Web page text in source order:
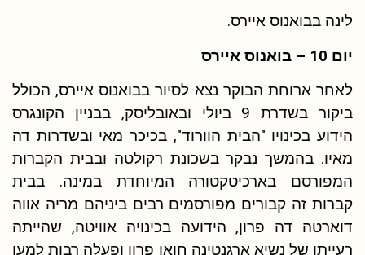
לינה בבואנוס איירס.
יום 10 – בואנוס איירס
לאחר ארוחת הבוקר נצא לסיור בבואנוס איירס, הכולל
ביקור בשדרת 9 ביולי ובאובליסק, בבניין הקונגרס
הידוע בכינויו "הבית הוורוד", בכיכר מאי ובשדרות דה
מאיו. בהמשך נבקר בשכונת רקולטה ובבית הקברות
המפורסם בארכיטקטורה המיוחדת במינה. בבית
קברות זה קבורים מפורסמים רבים ביניהם מריה אווה
דוארטה דה פרון, הידועה בכינויה אוויטה, שהייתה
רעייתו של נשיא ארגנטינה חואן פרון ופעלה רבות למען